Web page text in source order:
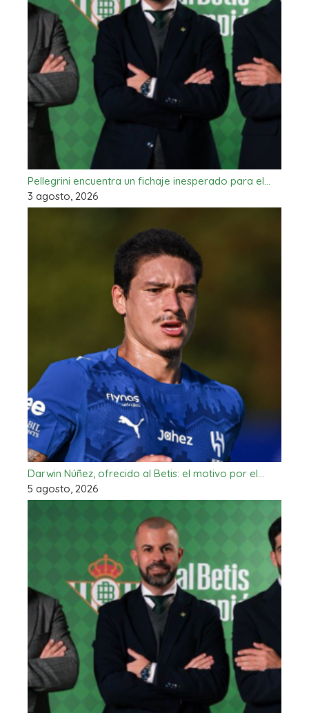
Pellegrini encuentra un fichaje inesperado para el…
3 agosto, 2026
Darwin Núñez, ofrecido al Betis: el motivo por el…
5 agosto, 2026